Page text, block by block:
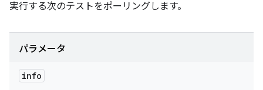
実行する次のテストをポーリングします。
パラメータ
info